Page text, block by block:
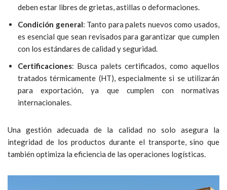
deben estar libres de grietas, astillas o deformaciones.
Condición general: Tanto para palets nuevos como usados,
es esencial que sean revisados para garantizar que cumplen
con los estándares de calidad y seguridad.
Certificaciones: Busca palets certificados, como aquellos
tratados térmicamente (HT), especialmente si se utilizarán
para exportación, ya que cumplen con normativas
internacionales.
Una gestión adecuada de la calidad no solo asegura la
integridad de los productos durante el transporte, sino que
también optimiza la eficiencia de las operaciones logísticas.